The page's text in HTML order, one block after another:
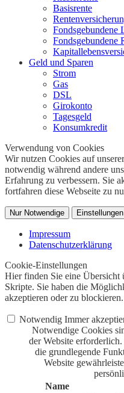
Basisrente
Fondsgebundene
Fondsgebundene
Geld und Sparen
Strom
Gas
DSL
Girokonto
Tagesgeld
Konsumkredit
Verwendung von Cookies
Wir nutzen Cookies auf
notwendig während andere
Erfahrung zu verbessern. Sie
fortfahren diese Webseite zu
Nur Notwendige Einstellungen
Impressum
Datenschutzerklärung
Cookie-Einstellungen
Hier finden Sie eine Übersicht
Skripte. Sie haben die
akzeptieren oder zu blockieren.
Notwendig Immer
Notwendige Cookies
der Website
die grundlegende
Website
Name